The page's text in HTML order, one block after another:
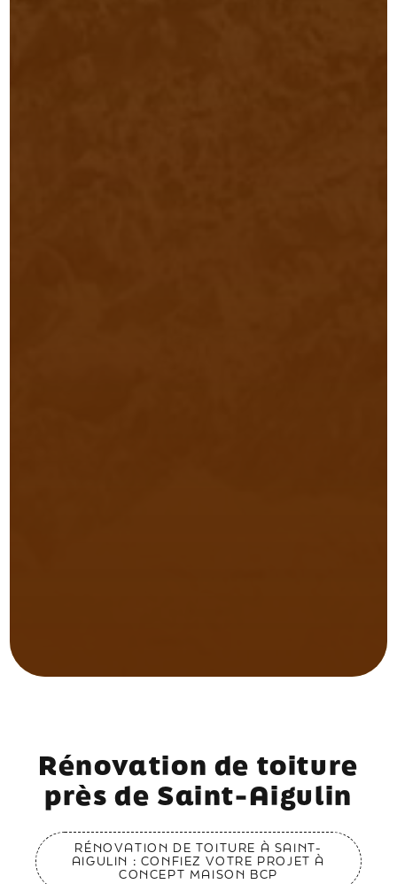
Rénovation de toiture
près de Saint-Aigulin
RÉNOVATION DE TOITURE À SAINT-
AIGULIN : CONFIEZ VOTRE PROJET À
CONCEPT MAISON BCP